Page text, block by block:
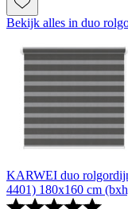
Bekijk alles in duo
KARWEI duo
4401) 180x160 cm